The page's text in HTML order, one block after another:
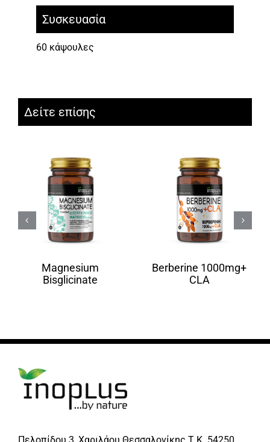
Συσκευασία
60 κάψουλες
Δείτε επίσης
Magnesium
Bisglicinate
Berberine 1000mg+
CLA